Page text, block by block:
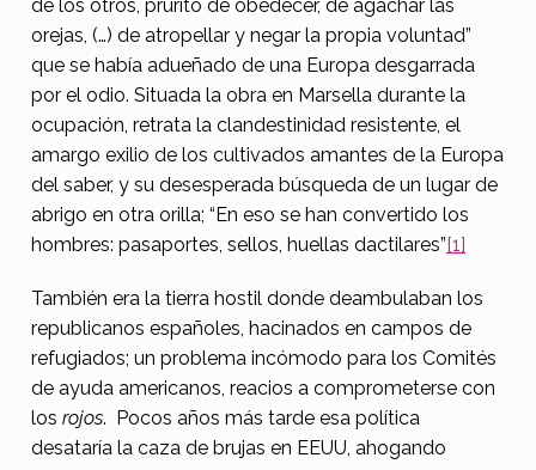
de los otros, prurito de obedecer, de agachar las
orejas, (…) de atropellar y negar la propia voluntad”
que se había adueñado de una Europa desgarrada
por el odio. Situada la obra en Marsella durante la
ocupación, retrata la clandestinidad resistente, el
amargo exilio de los cultivados amantes de la Europa
del saber, y su desesperada búsqueda de un lugar de
abrigo en otra orilla; “En eso se han convertido los
hombres: pasaportes, sellos, huellas dactilares”[1]
También era la tierra hostil donde deambulaban los
republicanos españoles, hacinados en campos de
refugiados; un problema incómodo para los Comités
de ayuda americanos, reacios a comprometerse con
los rojos. Pocos años más tarde esa política
desataría la caza de brujas en EEUU, ahogando